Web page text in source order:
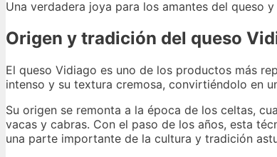
Una verdadera joya para los amantes del queso
Origen y tradición del queso
El queso Vidiago es uno de los productos más
intenso y su textura cremosa, convirtiéndolo en
Su origen se remonta a la época de los celtas,
vacas y cabras. Con el paso de los años, esta
una parte importante de la cultura y tradición